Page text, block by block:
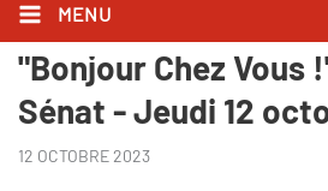
MENU
Brice Hortefeux l'a
"Bonjour Chez Vous
Sénat - Jeudi 12
12 OCTOBRE 2023